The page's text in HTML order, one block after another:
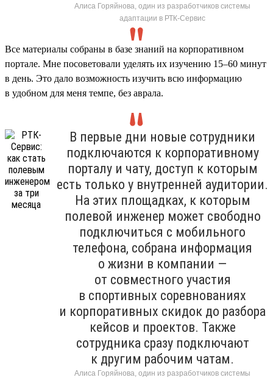
Алиса Горяйнова, один из разработчиков системы
адаптации в РТК-Сервис
Все материалы собраны в базе знаний на корпоративном
портале. Мне посоветовали уделять их изучению 15–60 минут
в день. Это дало возможность изучить всю информацию
в удобном для меня темпе, без аврала.
В первые дни новые сотрудники
подключаются к корпоративному
порталу и чату, доступ к которым
есть только у внутренней аудитории.
На этих площадках, к которым
полевой инженер может свободно
подключиться с мобильного
телефона, собрана информация
о жизни в компании —
от совместного участия
в спортивных соревнованиях
и корпоративных скидок до разбора
кейсов и проектов. Также
сотрудника сразу подключают
к другим рабочим чатам.
Алиса Горяйнова, один из разработчиков системы